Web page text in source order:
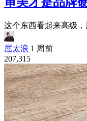
这个东西看起来高级
屈太浪 1 周前
207,315